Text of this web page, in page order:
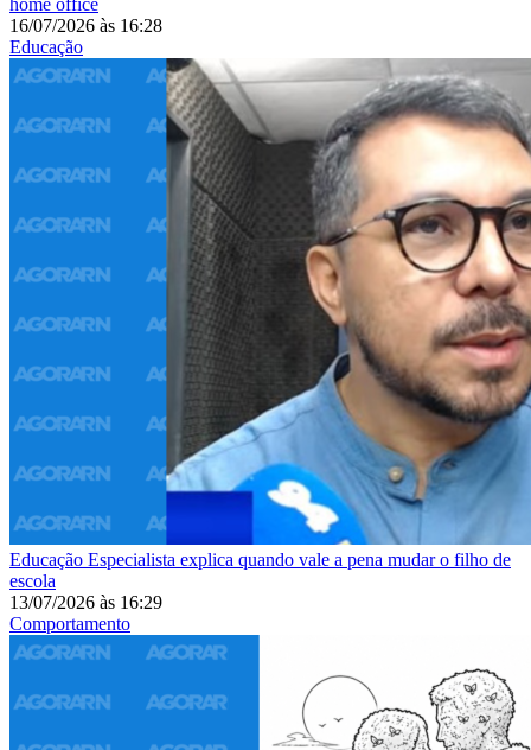
16/07/2026 às 16:28
Educação
Educação Especialista explica quando vale a pena mudar o filho de
escola
13/07/2026 às 16:29
Comportamento